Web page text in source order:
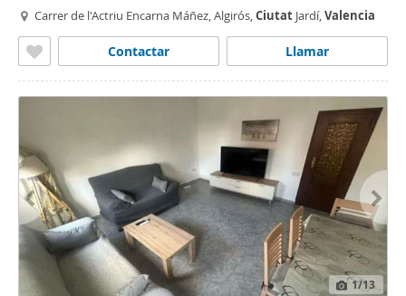
Carrer de l'Actriu Encarna Máñez, Algirós,Ciutat Jardí,Valencia
Llamar
Contactar
1/13